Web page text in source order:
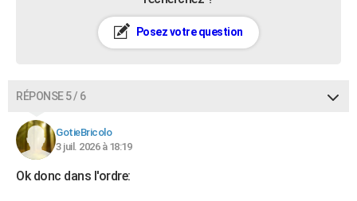
Posez votre question
RÉPONSE 5 / 6
GotieBricolo
3 juil. 2026 à 18:19
Ok donc dans l'ordre: